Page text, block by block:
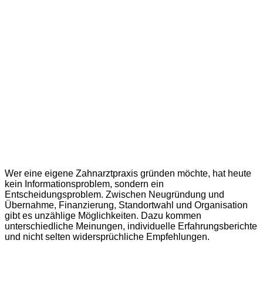
Wer eine eigene Zahnarztpraxis gründen möchte, hat heute
kein Informationsproblem, sondern ein
Entscheidungsproblem. Zwischen Neugründung und
Übernahme, Finanzierung, Standortwahl und Organisation
gibt es unzählige Möglichkeiten. Dazu kommen
unterschiedliche Meinungen, individuelle Erfahrungsberichte
und nicht selten widersprüchliche Empfehlungen.